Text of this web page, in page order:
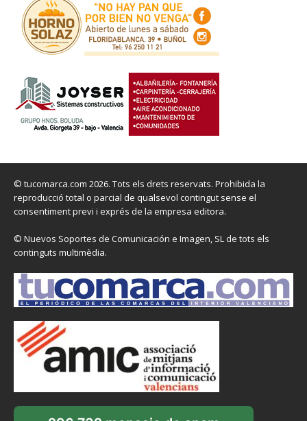
© tucomarca.com 2026. Tots els drets reservats. Prohibida la
reproducció total o parcial de qualsevol contingut sense el
consentiment previ i exprés de la empresa editora.
© Nuevos Soportes de Comunicación e Imagen, SL de tots els
continguts multimèdia.